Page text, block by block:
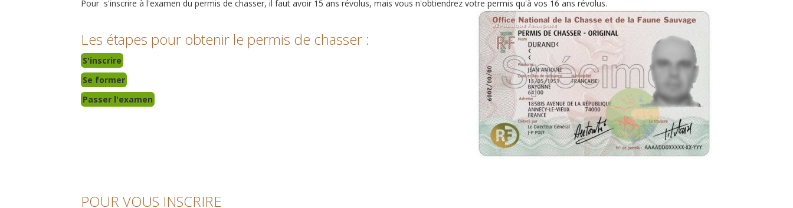
Pour s'inscrire à l'examen du permis de chasser, il faut avoir 15 ans révolus, mais vous n'obtiendrez votre permis qu'à vos 16 ans révolus.
Les étapes pour obtenir le permis de chasser :
S'inscrire
Se former
Passer l'examen
POUR VOUS INSCRIRE